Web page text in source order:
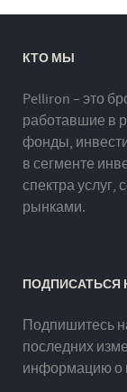
КТО МЫ
Pelliron – это
работавшие в
фонды,
в сегменте
спектра
рынками.
ПОДПИСАТЬСЯ
Подпишитесь
последних
информацию о